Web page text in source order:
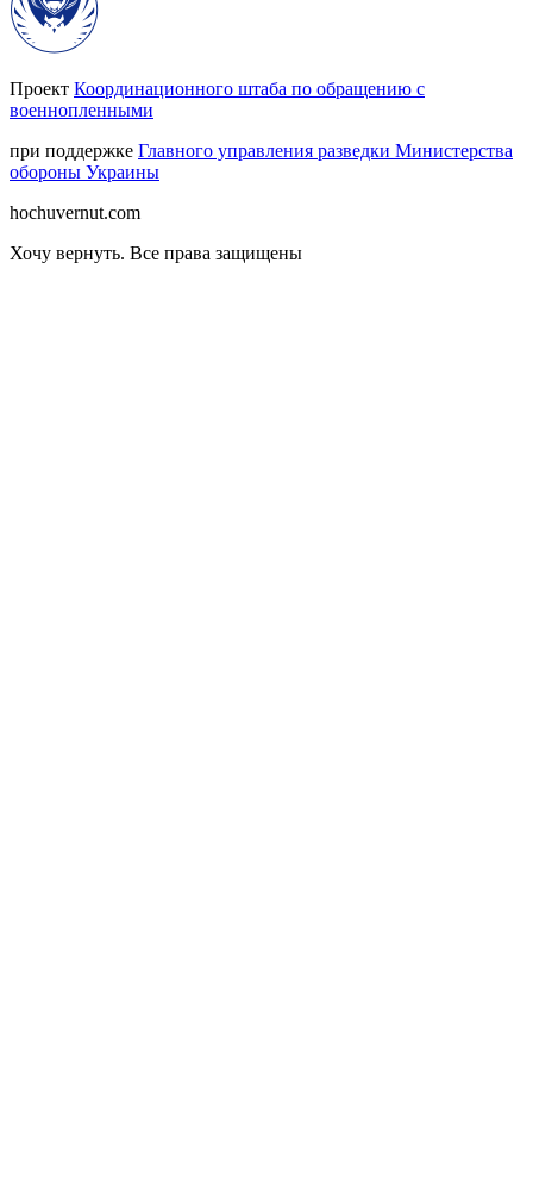
Проект Координационного штаба по обращению с
военнопленными
при поддержке Главного управления разведки Министерства
обороны Украины
hochuvernut.com
Хочу вернуть. Все права защищены